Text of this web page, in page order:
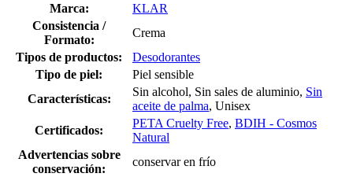
Marca:
KLAR
Consistencia /
Formato:
Crema
Tipos de productos:
Desodorantes
Tipo de piel:
Piel sensible
Características:
Sin alcohol, Sin sales de aluminio, Sin
aceite de palma, Unisex
Certificados:
PETA Cruelty Free, BDIH - Cosmos
Natural
Advertencias sobre
conservación:
conservar en frío